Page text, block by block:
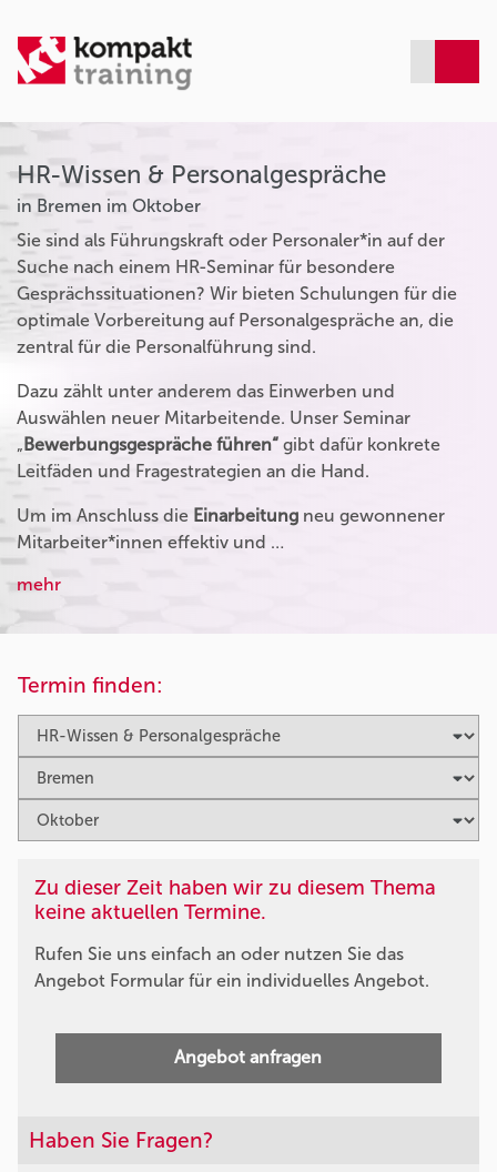
HR-Wissen & Personalgespräche
in Bremen im Oktober
Sie sind als Führungskraft oder Personaler*in auf der
Suche nach einem HR-Seminar für besondere
Gesprächssituationen? Wir bieten Schulungen für die
optimale Vorbereitung auf Personalgespräche an, die
zentral für die Personalführung sind.
Dazu zählt unter anderem das Einwerben und
Auswählen neuer Mitarbeitende. Unser Seminar
„Bewerbungsgespräche führen“ gibt dafür konkrete
Leitfäden und Fragestrategien an die Hand.
Um im Anschluss die Einarbeitung neu gewonnener
Mitarbeiter*innen effektiv und …
mehr
Termin finden:
Zu dieser Zeit haben wir zu diesem Thema
keine aktuellen Termine.
Rufen Sie uns einfach an oder nutzen Sie das
Angebot Formular für ein individuelles Angebot.
Angebot anfragen
Haben Sie Fragen?